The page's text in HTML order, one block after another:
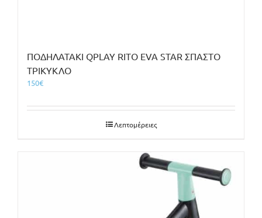
ΠΟΔΗΛΑΤΑΚΙ QPLAY RITO EVA STAR ΣΠΑΣΤΟ
ΤΡΙΚΥΚΛΟ
150€
Λεπτομέρειες